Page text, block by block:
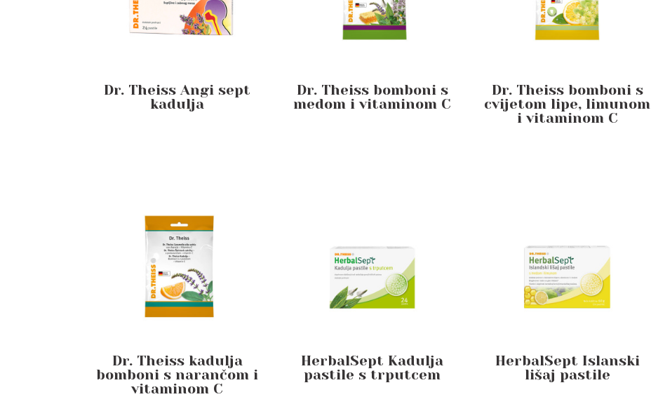
Dr. Theiss Angi sept
kadulja
Dr. Theiss bomboni s
medom i vitaminom C
Dr. Theiss bomboni s
cvijetom lipe, limunom
i vitaminom C
Dr. Theiss kadulja
bomboni s narančom i
vitaminom C
HerbalSept Kadulja
pastile s trputcem
HerbalSept Islanski
lišaj pastile